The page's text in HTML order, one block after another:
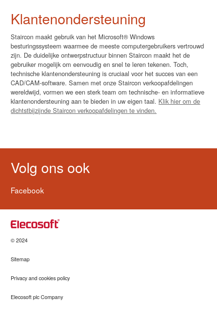
Klantenondersteuning
Staircon maakt gebruik van het Microsoft® Windows
besturingssysteem waarmee de meeste computergebruikers vertrouwd
zijn. De duidelijke ontwerpstructuur binnen Staircon maakt het de
gebruiker mogelijk om eenvoudig en snel te leren tekenen. Toch,
technische klantenondersteuning is cruciaal voor het succes van een
CAD/CAM-software. Samen met onze Staircon verkoopafdelingen
wereldwijd, vormen we een sterk team om technische- en informatieve
klantenondersteuning aan te bieden in uw eigen taal. Klik hier om de
dichtstbijzijnde Staircon verkoopafdelingen te vinden.
Volg ons ook
Facebook
© 2024
Sitemap
Privacy and cookies policy
Elecosoft plc Company